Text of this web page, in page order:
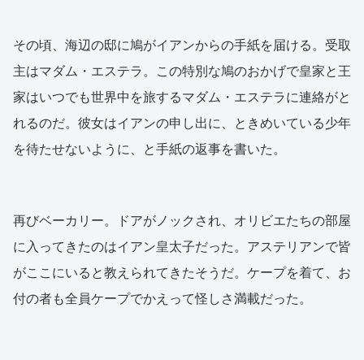
その頃、海辺の邸に鳩がイアンからの手紙を届ける。受取
主はマダム・エステラ。この特別な鳩のおかげで皇家と王
家はいつでも世界中を旅するマダム・エステラに連絡がと
れるのだ。彼女はイアンの申し出に、ときめいている少年
を待たせないように、と手紙の返事を書いた。
再びベーカリー。ドアがノックされ、オリビエたちの部屋
に入ってきたのはイアン皇太子だった。アステリアンで皆
がここにいると教えられてきたそうだ。ケープを着て、お
付の者も全員ケープでかえって怪しさ満載だった。